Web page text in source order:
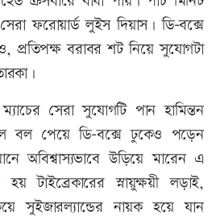
ফরোয়ার্ড লুইস দিয়াস। ডি-বক্সে
বরাবর শট নিয়ে সুযোগটা
সেরা সুযোগটি পান হামিন্তন
বল পেয়ে ডি-বক্সে ঢুকেও পড়েন
অবিশ্বাস্যভাবে উড়িয়ে মারেন এ
টাইব্রেকারের স্নায়ুক্ষয়ী লড়াই,
সুইজারল্যান্ডের নায়ক হয়ে যান